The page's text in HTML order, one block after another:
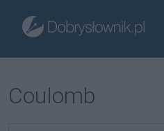
Coulomb